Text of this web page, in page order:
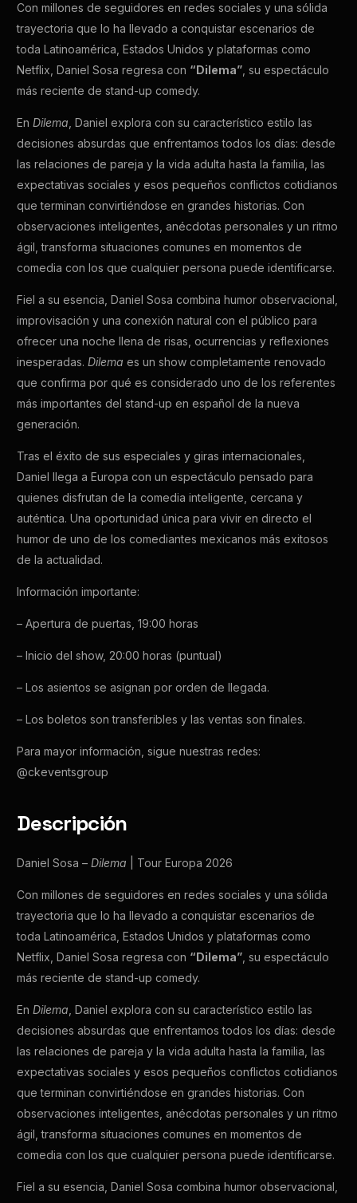
Con millones de seguidores en redes sociales y una sólida
trayectoria que lo ha llevado a conquistar escenarios de
toda Latinoamérica, Estados Unidos y plataformas como
Netflix, Daniel Sosa regresa con “Dilema”, su espectáculo
más reciente de stand-up comedy.
EnDilema, Daniel explora con su característico estilo las
decisiones absurdas que enfrentamos todos los días: desde
las relaciones de pareja y la vida adulta hasta la familia, las
expectativas sociales y esos pequeños conflictos cotidianos
que terminan convirtiéndose en grandes historias. Con
observaciones inteligentes, anécdotas personales y un ritmo
ágil, transforma situaciones comunes en momentos de
comedia con los que cualquier persona puede identificarse.
Fiel a su esencia, Daniel Sosa combina humor observacional,
improvisación y una conexión natural con el público para
ofrecer una noche llena de risas, ocurrencias y reflexiones
inesperadas.Dilema es un show completamente renovado
que confirma por qué es considerado uno de los referentes
más importantes del stand-up en español de la nueva
generación.
Tras el éxito de sus especiales y giras internacionales,
Daniel llega a Europa con un espectáculo pensado para
quienes disfrutan de la comedia inteligente, cercana y
auténtica. Una oportunidad única para vivir en directo el
humor de uno de los comediantes mexicanos más exitosos
de la actualidad.
Información importante:
– Apertura de puertas, 19:00 horas
– Inicio del show, 20:00 horas (puntual)
– Los asientos se asignan por orden de llegada.
– Los boletos son transferibles y las ventas son finales.
Para mayor información, sigue nuestras redes:
@ckeventsgroup
Descripción
Daniel Sosa –Dilema | Tour Europa 2026
Con millones de seguidores en redes sociales y una sólida
trayectoria que lo ha llevado a conquistar escenarios de
toda Latinoamérica, Estados Unidos y plataformas como
Netflix, Daniel Sosa regresa con “Dilema” , su espectáculo
más reciente de stand-up comedy.
EnDilema , Daniel explora con su característico estilo las
decisiones absurdas que enfrentamos todos los días: desde
las relaciones de pareja y la vida adulta hasta la familia, las
expectativas sociales y esos pequeños conflictos cotidianos
que terminan convirtiéndose en grandes historias. Con
observaciones inteligentes, anécdotas personales y un ritmo
ágil, transforma situaciones comunes en momentos de
comedia con los que cualquier persona puede identificarse.
Fiel a su esencia, Daniel Sosa combina humor observacional,